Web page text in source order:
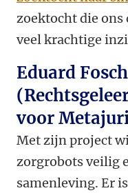
zoektocht die ons
veel krachtige
Eduard
voor
Met zijn project
zorgrobots veilig
samenleving. Er